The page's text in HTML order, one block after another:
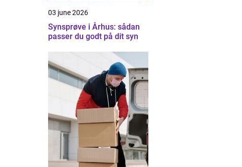
03 june 2026
Synsprøve i Århus: sådan
passer du godt på dit syn